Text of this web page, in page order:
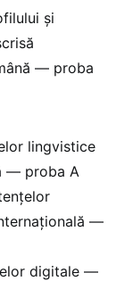
și
— proba
lingvistice
— proba A
—
digitale —